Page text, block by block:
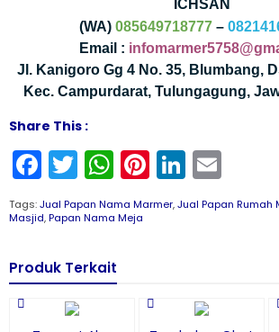
ICHSAN
(WA) 085649718777–
Email :
Jl. Kanigoro Gg 4 No. 35, Blumbang,
Kec. Campurdarat, Tulungagung,
Share This :
Facebook
Twitter
WhatsApp
Pinterest
LinkedIn
Tags:Jual Papan Nama Marmer,Jual Papan Rumah
Masjid,Papan Nama Meja
Produk Terkait